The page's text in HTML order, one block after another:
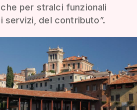
per stralci funzionali
servizi, del contributo”.